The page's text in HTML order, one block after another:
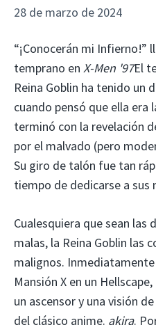
28 de marzo de 2024
“¡Conocerán mi Infierno!”
temprano en X-Men '97El
Reina Goblin ha tenido un
cuando pensó que ella era
terminó con la revelación
por el malvado (pero
Su giro de talón fue tan
tiempo de dedicarse a sus
Cualesquiera que sean las
malas, la Reina Goblin las
malignos.
Mansión X en un
un ascensor y una visión
del clásico anime. akira.